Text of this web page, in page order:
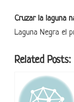
Cruzar la laguna
Laguna Negra el
Related Posts: